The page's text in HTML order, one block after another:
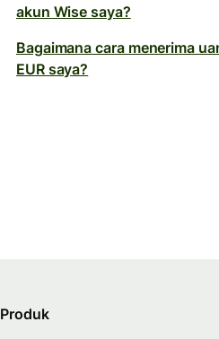
akun Wise saya?
Bagaimana cara menerima
EUR saya?
Produk